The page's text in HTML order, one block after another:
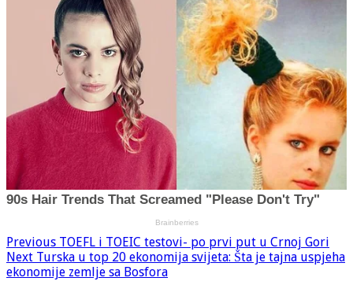
Previous TOEFL i TOEIC testovi- po prvi put u Crnoj Gori
Next Turska u top 20 ekonomija svijeta: Šta je tajna uspjeha
ekonomije zemlje sa Bosfora